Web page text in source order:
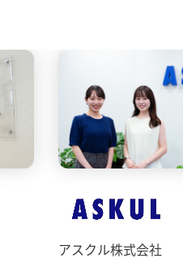
アスクル株式会社